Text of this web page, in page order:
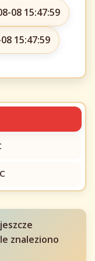
08 15:47:59
15:47:59
znaleziono